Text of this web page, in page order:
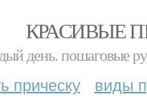
КРАСИВЫЕ
день. пошаговые
прическу виды